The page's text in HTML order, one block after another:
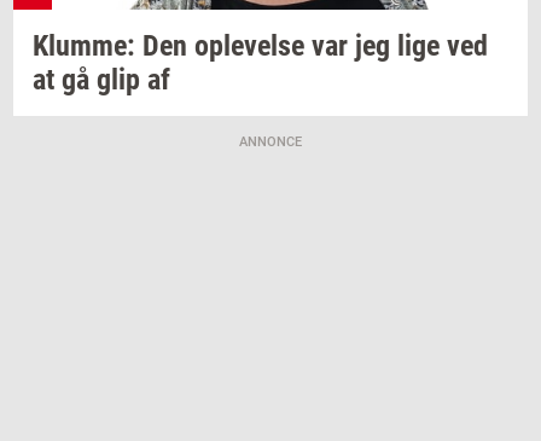
Klum­me: Den op­le­vel­se var jeg lige ved
at gå glip af
ANNONCE